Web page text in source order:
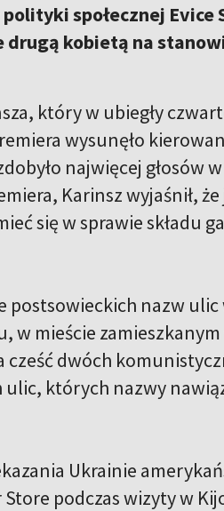
społecznej
kobietą na
który w ubiegły
wysunęło
najwięcej głosów
Karinsz wyjaśnił,
się w sprawie składu
postsowieckich nazw
w mieście
dwóch
których nazwy
Ukrainie
podczas wizyty w